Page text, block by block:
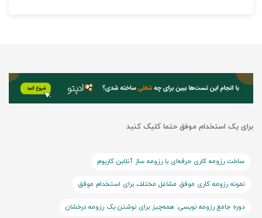
برای یک استخدام موفق حتما کلیک کنید
ساخت رزومه کاری حرفه‌ای با رزومه ساز آنلاین کاربوم
نمونه رزومه کاری موفق مشاغل مختلف برای استخدام موفق
دوره جامع رزومه نویسی: همه‌چیز برای نوشتن یک رزومه درخشان